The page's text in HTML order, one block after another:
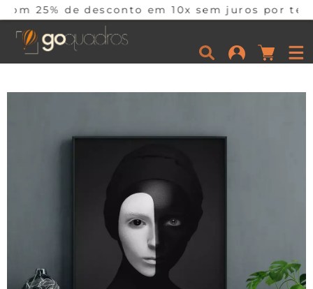
desconto em 10x sem juros por tempo